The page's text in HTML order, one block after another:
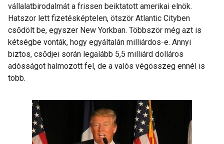
vállalatbirodalmát a frissen beiktatott amerikai elnök.
Hatszor lett fizetésképtelen, ötször Atlantic Cityben
csődölt be, egyszer New Yorkban. Többször még azt is
kétségbe vonták, hogy egyáltalán milliárdos-e. Annyi
biztos, csődjei során legalább 5,5 milliárd dolláros
adósságot halmozott fel, de a valós végösszeg ennél is
több.